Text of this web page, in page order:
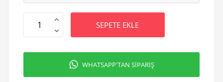
SEPETE EKLE
WHATSAPP'TAN SİPARİŞ